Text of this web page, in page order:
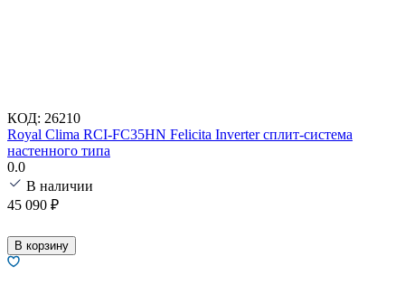
КОД: 26210
Royal Clima RCI-FC35HN Felicita Inverter сплит-система
настенного типа
0.0
В наличии
45 090 ₽
В корзину